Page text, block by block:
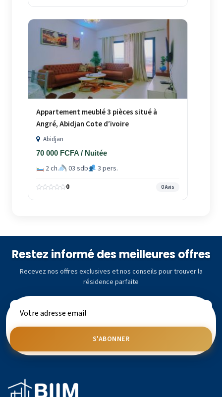
Appartement meublé 3 pièces situé à
Angré, Abidjan Cote d’ivoire
Abidjan
70 000 FCFA / Nuitée
2 ch. 03 sdb 3 pers.
0 0 Avis
Restez informé des meilleures offres
Recevez nos offres exclusives et nos conseils pour trouver la
résidence parfaite
S'ABONNER